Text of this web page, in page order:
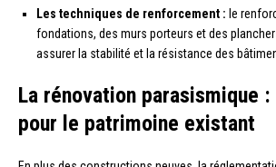
Les techniques de renforcement : le
fondations, des murs porteurs et des
assurer la stabilité et la résistance des
La rénovation parasismique :
pour le patrimoine existant